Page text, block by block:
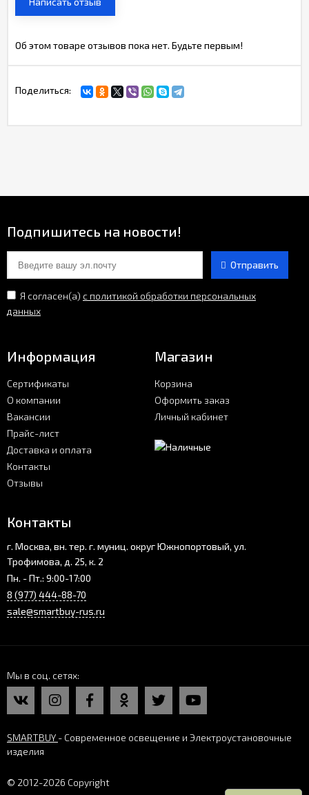
Об этом товаре отзывов пока нет. Будьте первым!
Поделиться:
Подпишитесь на новости!
Отправить
Я согласен(a) с политикой обработки персональных
данных
Информация
Сертификаты
О компании
Вакансии
Прайс-лист
Доставка и оплата
Контакты
Отзывы
Магазин
Корзина
Оформить заказ
Личный кабинет
Контакты
г. Москва, вн. тер. г. муниц. округ Южнопортовый, ул.
Трофимова, д. 25, к. 2
Пн. - Пт.: 9:00-17:00
8 (977) 444-88-70
sale@smartbuy-rus.ru
Мы в соц. сетях
SMARTBUY - Современное освещение и Электроустановочные
изделия
© 2012-2026 Copyright